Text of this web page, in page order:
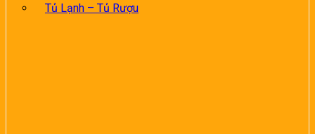
Tủ Lạnh – Tủ Rượu